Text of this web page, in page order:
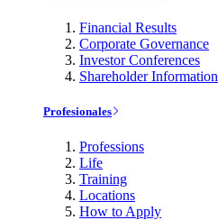
Financial Results
Corporate Governance
Investor Conferences
Shareholder Information
Profesionales
Professions
Life
Training
Locations
How to Apply